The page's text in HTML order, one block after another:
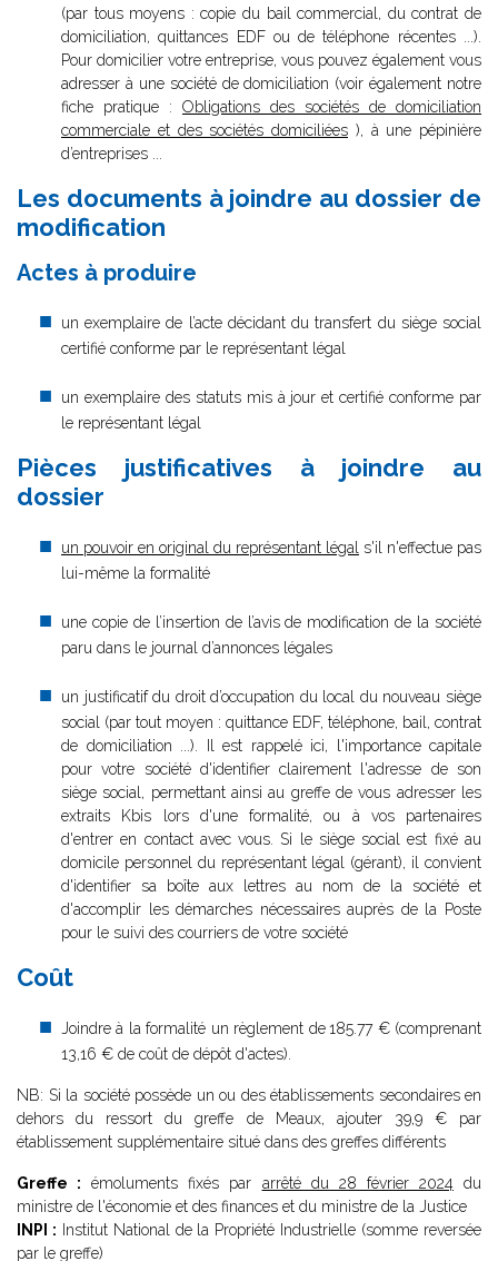
(par tous moyens : copie du bail commercial, du contrat de
domiciliation, quittances EDF ou de téléphone récentes ...).
Pour domicilier votre entreprise, vous pouvez également vous
adresser à une société de domiciliation (voir également notre
fiche pratique : Obligations des sociétés de domiciliation
commerciale et des sociétés domiciliées ), à une pépinière
d’entreprises ...
Les documents à joindre au dossier de
modification
Actes à produire
un exemplaire de l’acte décidant du transfert du siège social
certifié conforme par le représentant légal
un exemplaire des statuts mis à jour et certifié conforme par
le représentant légal
Pièces justificatives à joindre au
dossier
un pouvoir en original du représentant légal s'il n'effectue pas
lui-même la formalité
une copie de l’insertion de l’avis de modification de la société
paru dans le journal d’annonces légales
un justificatif du droit d’occupation du local du nouveau siège
social (par tout moyen : quittance EDF, téléphone, bail, contrat
de domiciliation ...). Il est rappelé ici, l'importance capitale
pour votre société d'identifier clairement l'adresse de son
siège social, permettant ainsi au greffe de vous adresser les
extraits Kbis lors d'une formalité, ou à vos partenaires
d'entrer en contact avec vous. Si le siège social est fixé au
domicile personnel du représentant légal (gérant), il convient
d'identifier sa boîte aux lettres au nom de la société et
d'accomplir les démarches nécessaires auprès de la Poste
pour le suivi des courriers de votre société
Coût
Joindre à la formalité un règlement de 185.77 € (comprenant
13,16 € de coût de dépôt d'actes).
NB: Si la société possède un ou des établissements secondaires en
dehors du ressort du greffe de Meaux, ajouter 39,9 € par
établissement supplémentaire situé dans des greffes différents
Greffe : émoluments fixés par arrêté du 28 février 2024 du
ministre de l'économie et des finances et du ministre de la Justice
INPI : Institut National de la Propriété Industrielle (somme reversée
par le greffe)